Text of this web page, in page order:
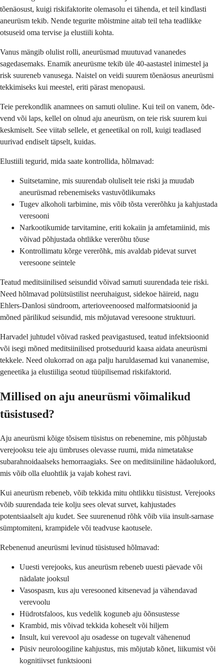
tõenäosust, kuigi riskifaktorite olemasolu ei tähenda, et teil kindlasti
aneurüsm tekib. Nende tegurite mõistmine aitab teil teha teadlikke
otsuseid oma tervise ja elustiili kohta.
Vanus mängib olulist rolli, aneurüsmad muutuvad vananedes
sagedasemaks. Enamik aneurüsme tekib üle 40-aastastel inimestel ja
risk suureneb vanusega. Naistel on veidi suurem tõenäosus aneurüsmi
tekkimiseks kui meestel, eriti pärast menopausi.
Teie perekondlik anamnees on samuti oluline. Kui teil on vanem, õde-
vend või laps, kellel on olnud aju aneurüsm, on teie risk suurem kui
keskmiselt. See viitab sellele, et geneetikal on roll, kuigi teadlased
uurivad endiselt täpselt, kuidas.
Elustiili tegurid, mida saate kontrollida, hõlmavad:
Suitsetamine, mis suurendab oluliselt teie riski ja muudab
aneurüsmad rebenemiseks vastuvõtlikumaks
Tugev alkoholi tarbimine, mis võib tõsta vererõhku ja kahjustada
veresooni
Narkootikumide tarvitamine, eriti kokaiin ja amfetamiinid, mis
võivad põhjustada ohtlikke vererõhu tõuse
Kontrollimatu kõrge vererõhk, mis avaldab pidevat survet
veresoone seintele
Teatud meditsiinilised seisundid võivad samuti suurendada teie riski.
Need hõlmavad polütsüstilist neeruhaigust, sidekoe häireid, nagu
Ehlers-Danlosi sündroom, arterioveenoosed malformatsioonid ja
mõned pärilikud seisundid, mis mõjutavad veresoone struktuuri.
Harvadel juhtudel võivad rasked peavigastused, teatud infektsioonid
või isegi mõned meditsiinilised protseduurid kaasa aidata aneurüsmi
tekkele. Need olukorrad on aga palju haruldasemad kui vananemise,
geneetika ja elustiiliga seotud tüüpilisemad riskifaktorid.
Millised on aju aneurüsmi võimalikud
tüsistused?
Aju aneurüsmi kõige tõsisem tüsistus on rebenemine, mis põhjustab
verejooksu teie aju ümbruses olevasse ruumi, mida nimetatakse
subarahnoidaalseks hemorraagiaks. See on meditsiiniline hädaolukord,
mis võib olla eluohtlik ja vajab kohest ravi.
Kui aneurüsm rebeneb, võib tekkida mitu ohtlikku tüsistust. Verejooks
võib suurendada teie kolju sees olevat survet, kahjustades
potentsiaalselt aju kudet. See suurenenud rõhk võib viia insult-sarnase
sümptomiteni, krampidele või teadvuse kaotusele.
Rebenenud aneurüsmi levinud tüsistused hõlmavad:
Uuesti verejooks, kus aneurüsm rebeneb uuesti päevade või
nädalate jooksul
Vasospasm, kus aju veresooned kitsenevad ja vähendavad
verevoolu
Hüdrotsfaloos, kus vedelik koguneb aju õõnsustesse
Krambid, mis võivad tekkida koheselt või hiljem
Insult, kui verevool aju osadesse on tugevalt vähenenud
Püsiv neuroloogiline kahjustus, mis mõjutab kõnet, liikumist või
kognitiivset funktsiooni